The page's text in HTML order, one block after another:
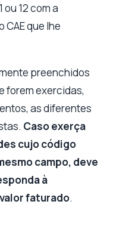
12 com a
CAE que lhe
preenchidos
forem exercidas,
as diferentes
Caso exerça
cujo código
campo, deve
à
faturado.